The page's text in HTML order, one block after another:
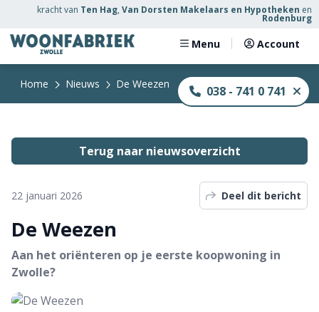
krachtvan Ten Hag, Van Dorsten Makelaars en Hypotheken en
Rodenburg
Menu Account
Home Nieuws De Weezen 038 - 741 0 741
Terug naar nieuwsoverzicht
22 januari 2026 Deel dit bericht
De Weezen
Aan het oriënteren op je eerste koopwoning in
Zwolle?